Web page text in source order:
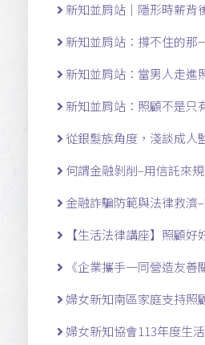
新知並肩站｜隱形時薪背
新知並肩站：撐不住的那
新知並肩站：當男人走進
新知並肩站：照顧不是只
從銀髮族角度，淺談成人
何謂金融剝削–用信託來
金融詐騙防範與法律救濟
【生活法律講座】照顧好
《企業攜手一同營造友善
婦女新知南區家庭支持照
婦女新知協會113年度生